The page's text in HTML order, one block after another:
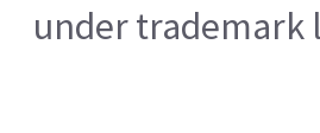
under trademark